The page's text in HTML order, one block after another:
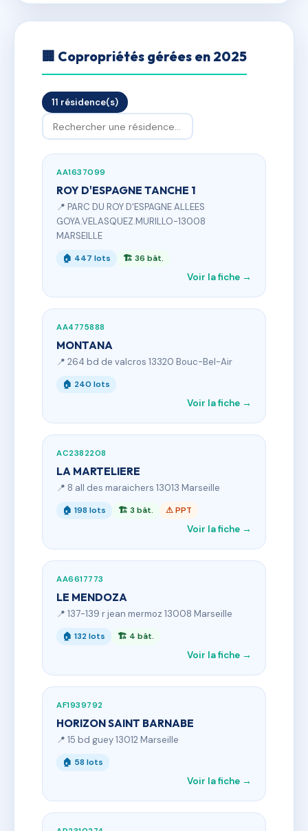
🏢 Copropriétés gérées en 2025
11 résidence(s)
AA1637099
ROY D'ESPAGNE TANCHE 1
📍 PARC DU ROY D'ESPAGNE ALLEES
GOYA.VELASQUEZ.MURILLO-13008
MARSEILLE
🏠 447 lots 🏗 36 bât.
Voir la fiche →
AA4775888
MONTANA
📍 264 bd de valcros 13320 Bouc-Bel-Air
🏠 240 lots
Voir la fiche →
AC2382208
LA MARTELIERE
📍 8 all des maraichers 13013 Marseille
🏠 198 lots 🏗 3 bât. ⚠ PPT
Voir la fiche →
AA6617773
LE MENDOZA
📍 137-139 r jean mermoz 13008 Marseille
🏠 132 lots 🏗 4 bât.
Voir la fiche →
AF1939792
HORIZON SAINT BARNABE
📍 15 bd guey 13012 Marseille
🏠 58 lots
Voir la fiche →